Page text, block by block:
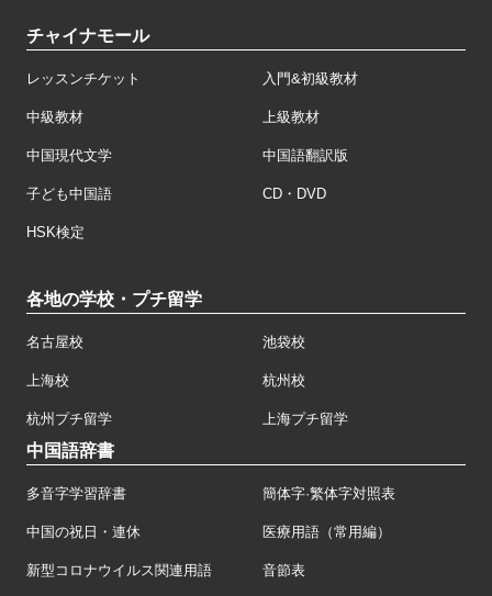
チャイナモール
レッスンチケット 入門&初級教材
中級教材 上級教材
中国現代文学 中国語翻訳版
子ども中国語 CD・DVD
HSK検定
各地の学校・プチ留学
名古屋校 池袋校
上海校 杭州校
杭州プチ留学 上海プチ留学
中国語辞書
多音字学習辞書 簡体字·繁体字対照表
中国の祝日・連休 医療用語（常用編）
新型コロナウイルス関連用語 音節表